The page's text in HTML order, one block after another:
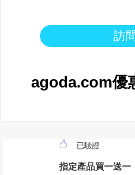
訪
agoda.com優
已驗證
指定產品買一送一